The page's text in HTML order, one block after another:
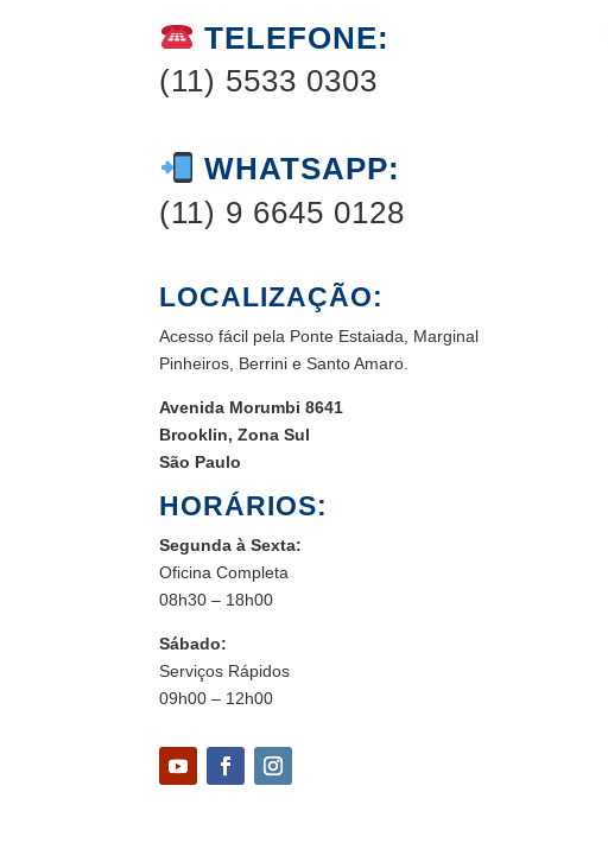
TELEFONE:
(11) 5533 0303
WHATSAPP:
(11) 9 6645 0128
LOCALIZAÇÃO:
Acesso fácil pela Ponte Estaiada, Marginal
Pinheiros, Berrini e Santo Amaro.
Avenida Morumbi 8641
Brooklin, Zona Sul
São Paulo
HORÁRIOS:
Segunda à Sexta:
Oficina Completa
08h30 – 18h00
Sábado:
Serviços Rápidos
09h00 – 12h00